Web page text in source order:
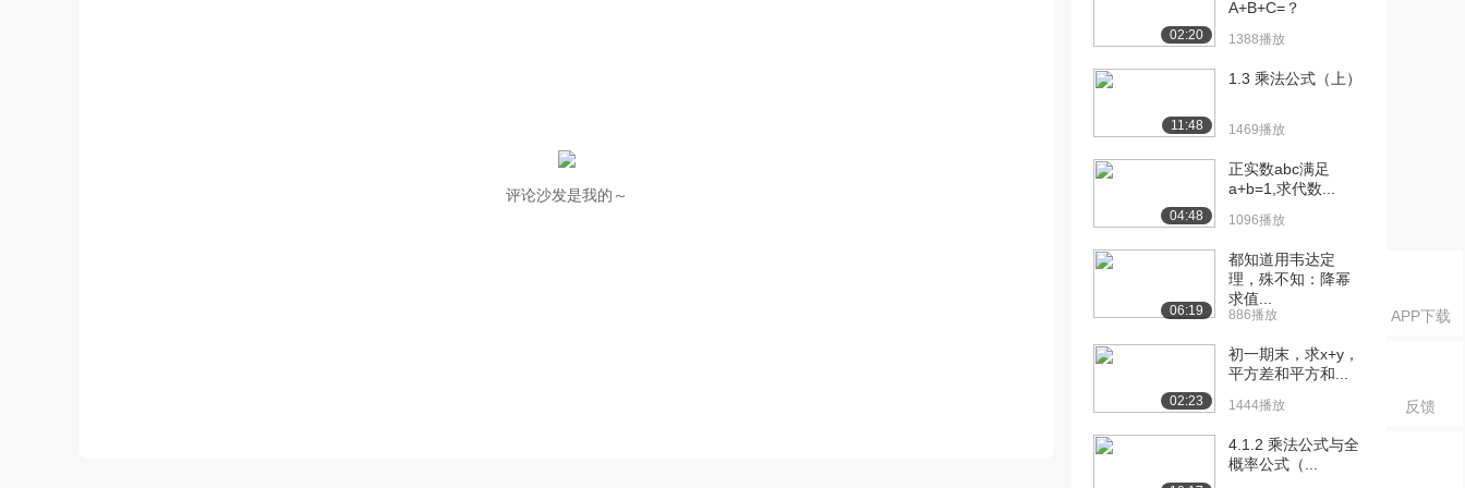
APP下载
反馈
评论沙发是我的～
02:20
A+B+C=？
1388播放
11:48
1.3 乘法公式（上）
1469播放
04:48
正实数abc满足
a+b=1,求代数...
1096播放
06:19
都知道用韦达定
理，殊不知：降幂
求值...
886播放
02:23
初一期末，求x+y，
平方差和平方和...
1444播放
4.1.2 乘法公式与全
概率公式（...